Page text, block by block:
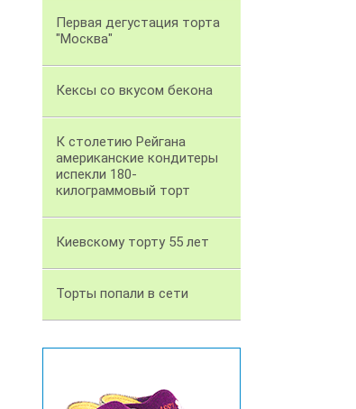
Первая дегустация торта
"Москва"
Кексы со вкусом бекона
К столетию Рейгана
американские кондитеры
испекли 180-
килограммовый торт
Киевскому торту 55 лет
Торты попали в сети